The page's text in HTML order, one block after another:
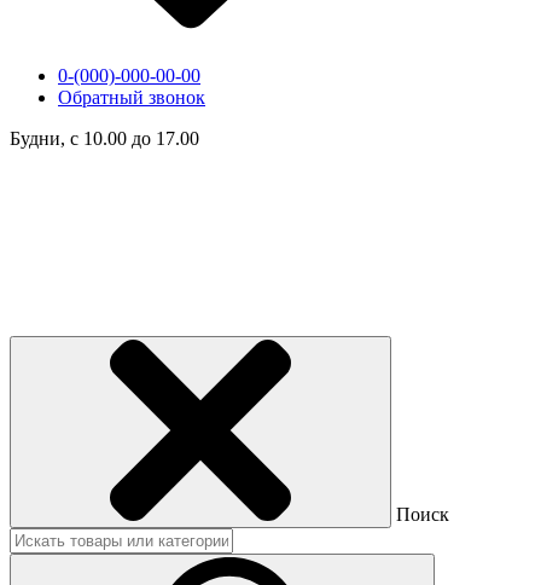
0-(000)-000-00-00
Обратный звонок
Будни, с 10.00 до 17.00
Поиск